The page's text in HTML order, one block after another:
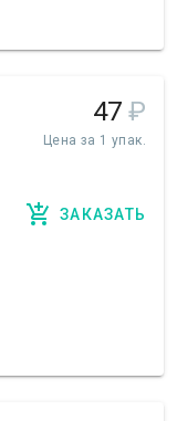
47 ₽
Цена за 1 упак.
ЗАКАЗАТЬ